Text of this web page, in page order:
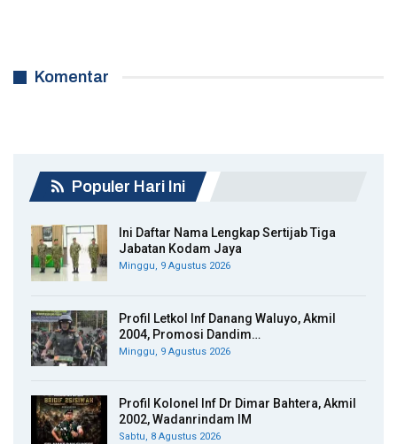
Komentar
Populer Hari Ini
Ini Daftar Nama Lengkap Sertijab Tiga
Jabatan Kodam Jaya
Minggu, 9 Agustus 2026
Profil Letkol Inf Danang Waluyo, Akmil
2004, Promosi Dandim…
Minggu, 9 Agustus 2026
Profil Kolonel Inf Dr Dimar Bahtera, Akmil
2002, Wadanrindam IM
Sabtu, 8 Agustus 2026